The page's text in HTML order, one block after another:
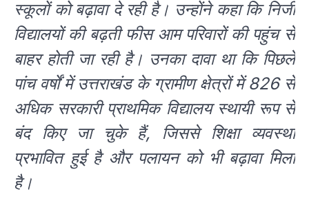
स्कूलों को बढ़ावा दे रही है। उन्होंने कहा कि निजी
विद्यालयों की बढ़ती फीस आम परिवारों की पहुंच से
बाहर होती जा रही है। उनका दावा था कि पिछले
पांच वर्षों में उत्तराखंड के ग्रामीण क्षेत्रों में 826 से
अधिक सरकारी प्राथमिक विद्यालय स्थायी रूप से
बंद किए जा चुके हैं, जिससे शिक्षा व्यवस्था
प्रभावित हुई है और पलायन को भी बढ़ावा मिला
है।